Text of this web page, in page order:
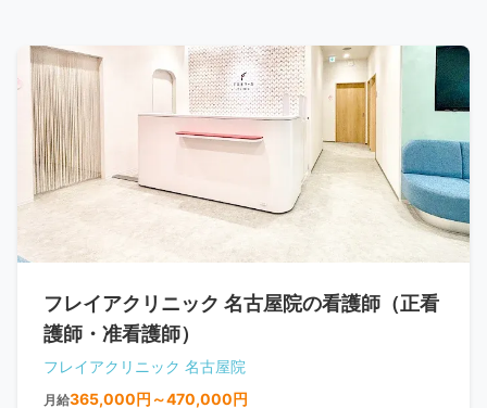
フレイアクリニック 名古屋院の看護師（正看
護師・准看護師）
フレイアクリニック 名古屋院
月給365,000円～470,000円